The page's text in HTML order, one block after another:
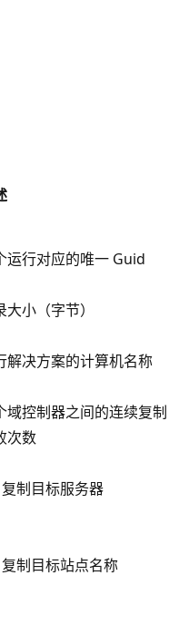
运行对应的唯一 Guid
大小（字节）
解决方案的计算机名称
域控制器之间的连续复制
次数
制目标服务器
制目标站点名称